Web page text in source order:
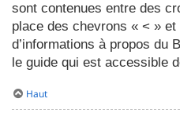
sont contenues entre des
place des chevrons « < »
d’informations à propos du
le guide qui est accessible
Haut